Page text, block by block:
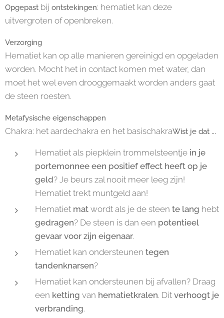
Opgepast bij ontstekingen: hematiet kan deze
uitvergroten of openbreken.
Verzorging
Hematiet kan op alle manieren gereinigd en opgeladen
worden. Mocht het in contact komen met water, dan
moet het wel even drooggemaakt worden anders gaat
de steen roesten.
Metafysische eigenschappen
Chakra: het aardechakra en het basischakraWist je dat ...
Hematiet als piepklein trommelsteentje in je
portemonnee een positief effect heeft op je
geld? Je beurs zal nooit meer leeg zijn!
Hematiet trekt muntgeld aan!
Hematiet mat wordt als je de steen te lang hebt
gedragen? De steen is dan een potentieel
gevaar voor zijn eigenaar.
Hematiet kan ondersteunen tegen
tandenknarsen?
Hematiet kan ondersteunen bij afvallen? Draag
een ketting van hematietkralen. Dit verhoogt je
verbranding.